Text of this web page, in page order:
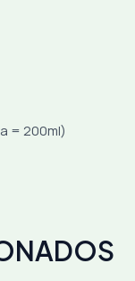
= 200ml)